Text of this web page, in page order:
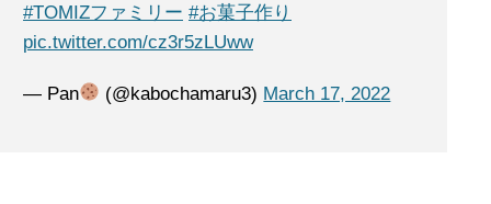
#TOMIZファミリー #お菓子作り
pic.twitter.com/cz3r5zLUww
— Pan (@kabochamaru3) March 17, 2022